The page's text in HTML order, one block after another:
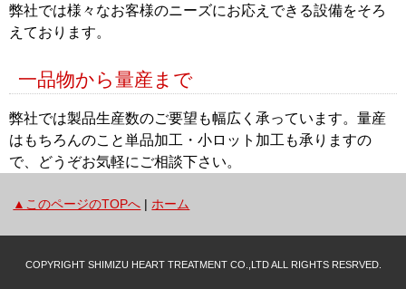
弊社では様々なお客様のニーズにお応えできる設備をそろ
えております。
一品物から量産まで
弊社では製品生産数のご要望も幅広く承っています。量産
はもちろんのこと単品加工・小ロット加工も承りますの
で、どうぞお気軽にご相談下さい。
▲このページのTOPへ | ホーム
COPYRIGHT SHIMIZU HEART TREATMENT CO.,LTD ALL RIGHTS RESRVED.